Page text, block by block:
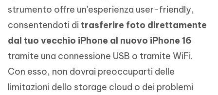
strumento offre un'esperienza user-friendly,
consentendoti di trasferire foto direttamente
dal tuo vecchio iPhone al nuovo iPhone 16
tramite una connessione USB o tramite WiFi.
Con esso, non dovrai preoccuparti delle
limitazioni dello storage cloud o dei problemi